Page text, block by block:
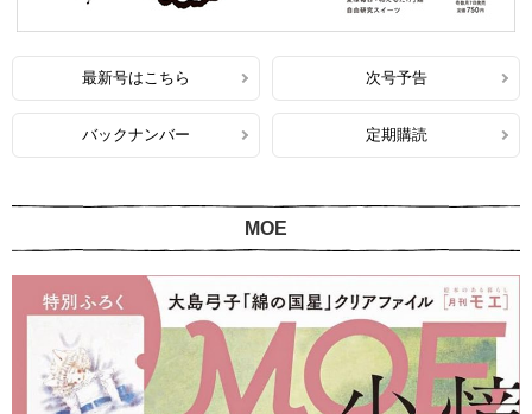
最新号はこちら 次号予告
バックナンバー 定期購読
MOE